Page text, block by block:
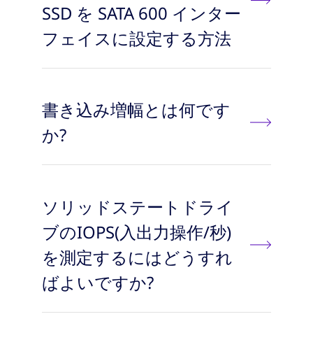
SSD を SATA 600 インター
フェイスに設定する方法
書き込み増幅とは何です
か?
ソリッドステートドライ
ブのIOPS(入出力操作/秒)
を測定するにはどうすれ
ばよいですか?